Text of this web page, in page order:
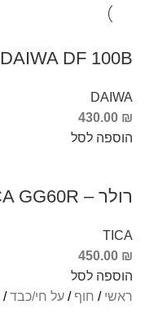
DAIWA DF 100B
DAIWA
430.00 ₪
הוספה לסל
רולר – TICA GG60R
TICA
450.00 ₪
הוספה לסל
ראשי / חוף / על חי/כבד/